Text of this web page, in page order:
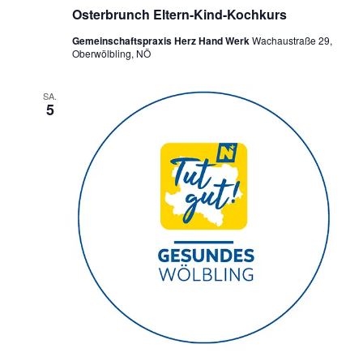
Osterbrunch Eltern-Kind-Kochkurs
Gemeinschaftspraxis Herz Hand WerkWachaustraße 29,
Oberwölbling, NÖ
SA.
5